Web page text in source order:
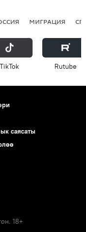
МИГРАЦИЯ
ТikТоk Rutube
саясаты
18+